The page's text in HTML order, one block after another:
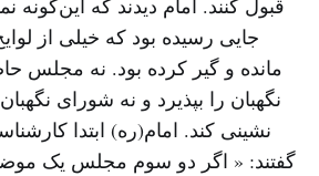
قبول کنند. امام دیدند که این‌گونه
جایی رسیده بود که خیلی از
مانده و گیر کرده بود. نه مجلس
نگهبان را بپذیرد و نه شورای
نشینی کند. امام(ره) ابتدا
گفتند: « اگر دو سوم مجلس یک